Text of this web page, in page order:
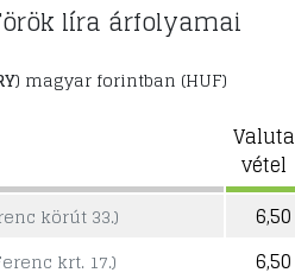
líra árfolyamai
) magyar forintban (HUF)
Valuta
vétel
körút 33.) 6,50
krt. 17.) 6,50